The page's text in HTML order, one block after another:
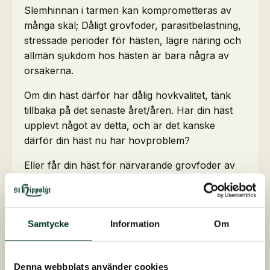
Samtycke Information Om
Denna webbplats använder cookies
Slemhinnan i tarmen kan komprometteras av
många skäl; Dåligt grovfoder, parasitbelastning,
stressade perioder för hästen, lägre näring och
allmän sjukdom hos hästen är bara några av
orsakerna.
Om din häst därför har dålig hovkvalitet, tänk
tillbaka på det senaste året/åren. Har din häst
upplevt något av detta, och är det kanske
därför din häst nu har hovproblem?
Eller får din häst för närvarande grovfoder av
varierad kvalitet eller går igenom en mer
stressad eller påfrestande period, så kan det
först vara saker i hästens vardag som behöver
ändras innan en förändring i hästens diet
kommer att göra en skillnad för hovens kvalitet.